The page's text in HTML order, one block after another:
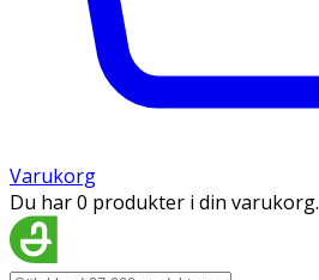
Varukorg
Du har 0 produkter i din varukorg.